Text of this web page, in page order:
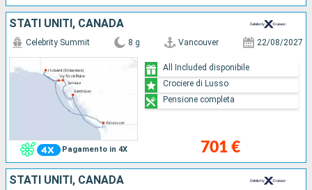
STATI UNITI, CANADA
Pagamento in 4X
Celebrity Summit 8 g Vancouver 22/08/2027
701 €
All Included disponibile
Crociere di Lusso
Pensione completa
STATI UNITI, CANADA